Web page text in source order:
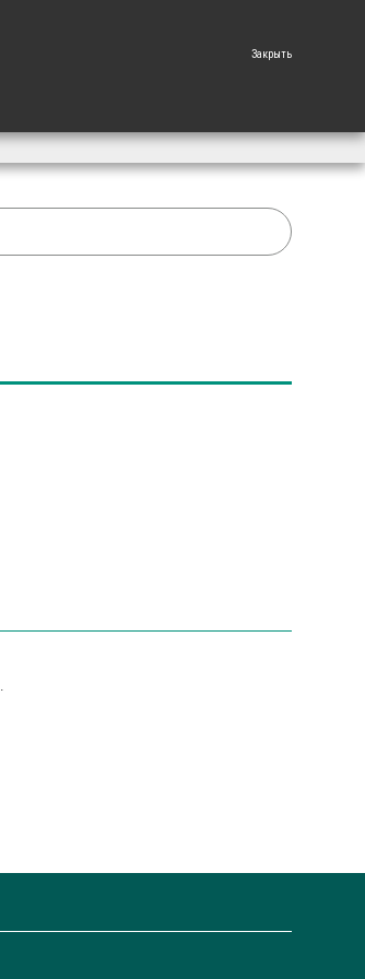
Закрыть